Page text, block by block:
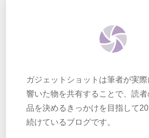
ガジェットショットは筆者が実
響いた物を共有することで、読者
品を決めるきっかけを目指して
続けているブログです。